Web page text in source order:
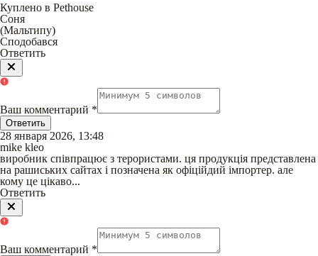
Куплено в Pethouse
Соня
(Мальтипу)
Сподобався
Ответить
Ваш комментарий *
Ответить
28 января 2026, 13:48
mike kleo
виробник співпрацює з терористами. ця продукція представлена
на рашиських сайтах і позначена як офіційдий імпортер. але
кому це цікаво...
Ответить
Ваш комментарий *